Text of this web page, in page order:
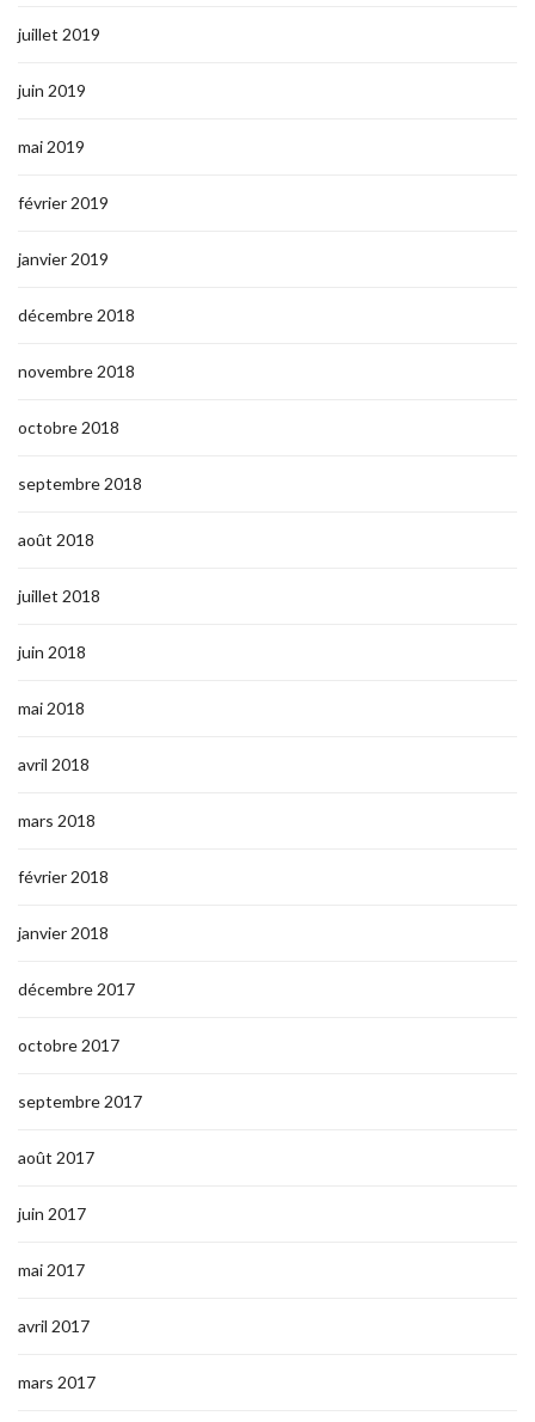
juillet 2019
juin 2019
mai 2019
février 2019
janvier 2019
décembre 2018
novembre 2018
octobre 2018
septembre 2018
août 2018
juillet 2018
juin 2018
mai 2018
avril 2018
mars 2018
février 2018
janvier 2018
décembre 2017
octobre 2017
septembre 2017
août 2017
juin 2017
mai 2017
avril 2017
mars 2017